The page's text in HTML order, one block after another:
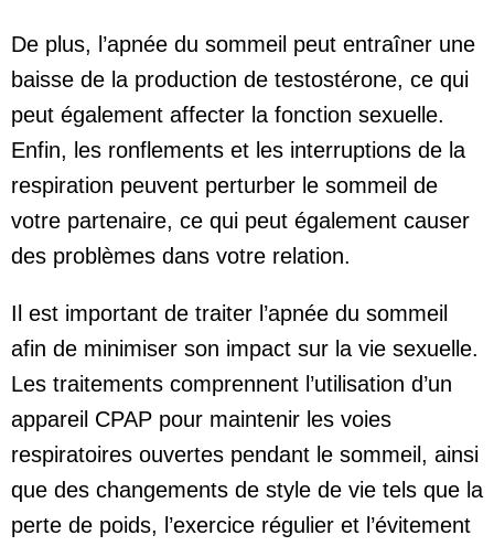
De plus, l’apnée du sommeil peut entraîner une
baisse de la production de testostérone, ce qui
peut également affecter la fonction sexuelle.
Enfin, les ronflements et les interruptions de la
respiration peuvent perturber le sommeil de
votre partenaire, ce qui peut également causer
des problèmes dans votre relation.
Il est important de traiter l’apnée du sommeil
afin de minimiser son impact sur la vie sexuelle.
Les traitements comprennent l’utilisation d’un
appareil CPAP pour maintenir les voies
respiratoires ouvertes pendant le sommeil, ainsi
que des changements de style de vie tels que la
perte de poids, l’exercice régulier et l’évitement